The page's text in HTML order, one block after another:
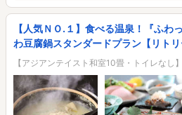
【人気ＮＯ.１】食べる温泉！『ふわ
わ豆腐鍋スタンダードプラン【リトリ
【アジアンテイスト和室10畳・トイレなし